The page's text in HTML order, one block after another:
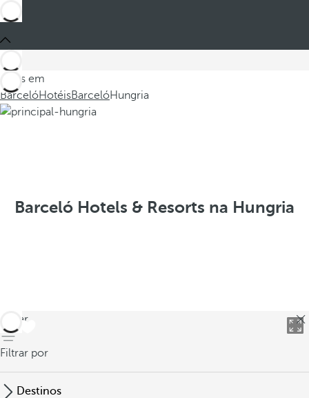
Estes em
BarcelóHotéisBarcelóHungria
Barceló Hotels & Resorts na Hungria
voltar
Filtrar por
Destinos